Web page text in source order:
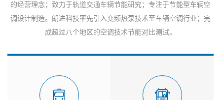
的经营理念；致力于轨道交通车辆节能研究；专注于节能型车辆空
调设计制造。朗进科技率先引入变频热泵技术至车辆空调行业；完
成超过八个地区的空调技术节能对比测试。